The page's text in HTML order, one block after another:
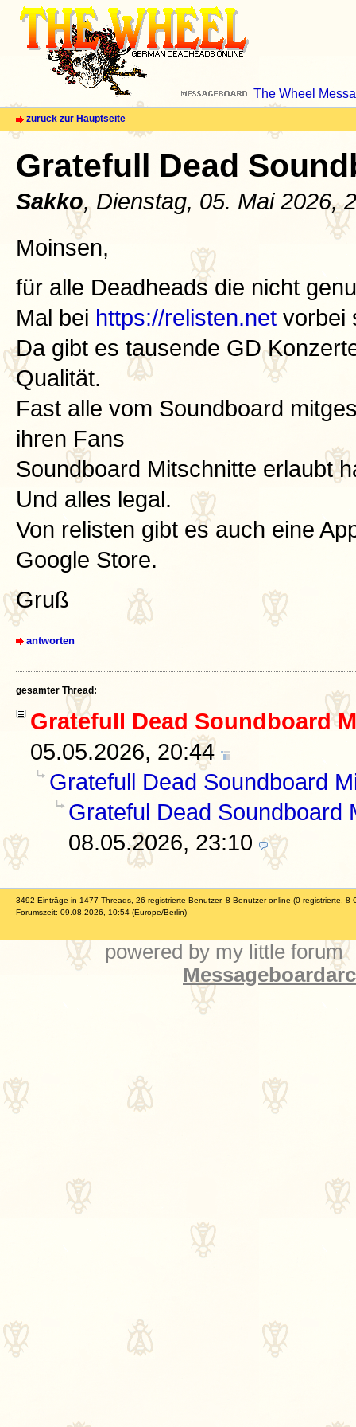
The Wheel
zurück zur Hauptseite
Gratefull Dead
Sakko, Dienstag, 05. Mai 2026,
Moinsen,
für alle Deadheads die nicht
Mal bei https://relisten.net vorbei
Da gibt es tausende GD
Qualität.
Fast alle vom Soundboard
ihren Fans
Soundboard Mitschnitte erlaubt
Und alles legal.
Von relisten gibt es auch eine
Google Store.
Gruß
antworten
gesamter Thread:
Gratefull Dead Soundboard
05.05.2026, 20:44
Gratefull Dead Soundboard
Grateful Dead Soundboard
08.05.2026, 23:10
3492 Einträge in 1477 Threads, 26 registrierte Benutzer, 8 Benutzer online (0 registrierte, 8
Forumszeit: 09.08.2026, 10:54 (Europe/Berlin)
powered by my little forum